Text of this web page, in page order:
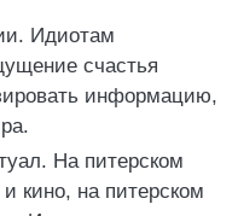
Идиотам
счастья
информацию,
На питерском
кино, на питерском